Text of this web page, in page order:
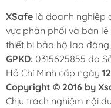
XSafe là doanh nghiệp
vực phân phối và bán
thiết bị bảo hộ lao
GPKD: 0315625855 do
Hồ Chí Minh cấp ngày
Copyright © 2016 by
Chịu trách nghiệm nội